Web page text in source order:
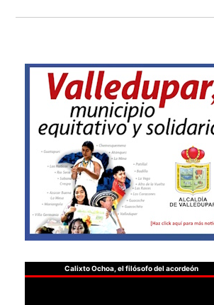
Calixto Ochoa, el filósofo del acordeón